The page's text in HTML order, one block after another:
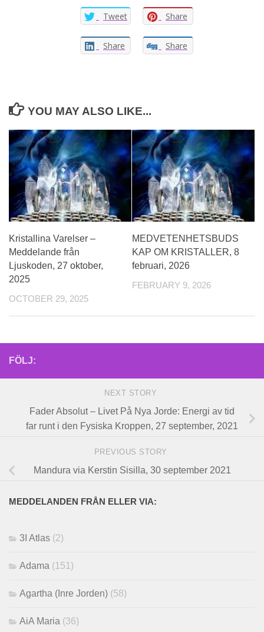
Tweet Share
Share Share
YOU MAY ALSO LIKE...
Kristallina Varelser –
Meddelande från
Ljuskoden, 27 oktober,
2025
OCTOBER 29, 2025
MEDVETENHETSBUDS
KAP OM KRISTALLER, 8
februari, 2026
FEBRUARY 9, 2026
FÖLJ:
NEXT STORY
Fader Absolut – Livet På Nya Jorde: Energi av tid
far runt i den Fysiska Kroppen, 27 september, 2021
PREVIOUS STORY
Mandura via Kerstin Sisilla, 30 september 2021
MEDDELANDEN FRÅN ELLER VIA:
3I Atlas (2)
Adama (151)
Agartha (Inre Jorden) (58)
AiA Maria (36)